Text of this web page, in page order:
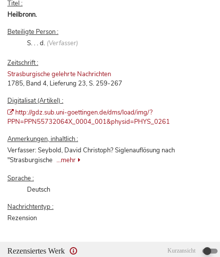
Titel :
Heilbronn.
Beteiligte Person :
S. . . d. (Verfasser)
Zeitschrift :
Strasburgische gelehrte Nachrichten
1785, Band 4, Lieferung 23, S. 259-267
Digitalisat (Artikel) :
http://gdz.sub.uni-goettingen.de/dms/load/img/?
PPN=PPN55732064X_0004_001&physid=PHYS_0261
Anmerkungen, inhaltlich :
Verfasser: Seybold, David Christoph? Siglenauflösung nach
"Strasburgische ...mehr
Sprache :
Deutsch
Nachrichtentyp :
Rezension
Rezensiertes Werk Kurzansicht